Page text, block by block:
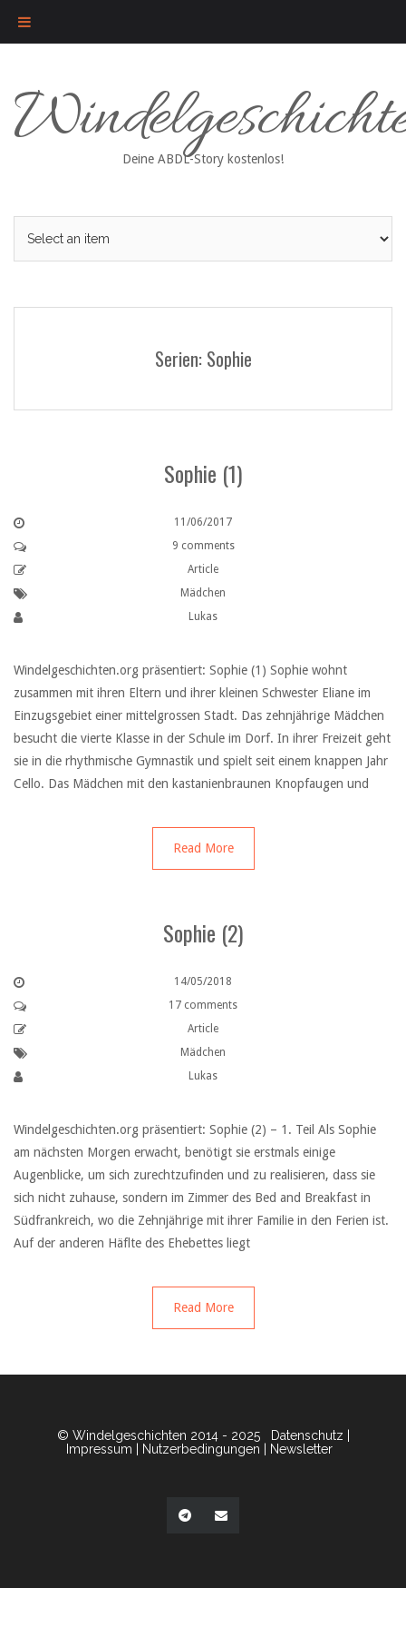
content
Deine ABDL-Story kostenlos!
Serien: Sophie
Sophie (1)
11/06/2017
9 comments
Article
Mädchen
Lukas
Windelgeschichten.org präsentiert: Sophie (1) Sophie wohnt
zusammen mit ihren Eltern und ihrer kleinen Schwester Eliane im
Einzugsgebiet einer mittelgrossen Stadt. Das zehnjährige Mädchen
besucht die vierte Klasse in der Schule im Dorf. In ihrer Freizeit geht
sie in die rhythmische Gymnastik und spielt seit einem knappen Jahr
Cello. Das Mädchen mit den kastanienbraunen Knopfaugen und
Read More
Sophie (2)
14/05/2018
17 comments
Article
Mädchen
Lukas
Windelgeschichten.org präsentiert: Sophie (2) – 1. Teil Als Sophie
am nächsten Morgen erwacht, benötigt sie erstmals einige
Augenblicke, um sich zurechtzufinden und zu realisieren, dass sie
sich nicht zuhause, sondern im Zimmer des Bed and Breakfast in
Südfrankreich, wo die Zehnjährige mit ihrer Familie in den Ferien ist.
Auf der anderen Häflte des Ehebettes liegt
Read More
© Windelgeschichten 2014 - 2025 Datenschutz
Impressum
Nutzerbedingungen Newsletter